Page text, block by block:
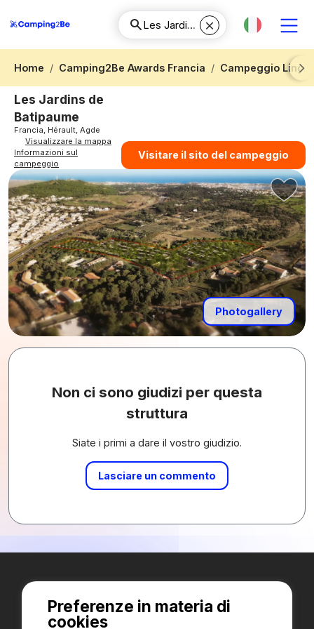
Home Camping2Be Awards Francia
Campeggio
Next
Les Jardins de
Batipaume
Francia, Hérault, Agde
Visualizzare la mappa
Informazioni sul
campeggio
Visitare il sito del campeggio
Photogallery
Non ci sono giudizi per questa
struttura
Siate i primi a dare il vostro giudizio.
Lasciare un commento
Preferenze in materia di
cookies